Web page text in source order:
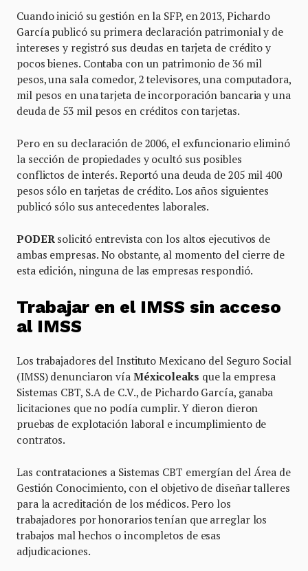
Cuando inició su gestión en la SFP, en 2013, Pichardo
García publicó su primera declaración patrimonial y de
intereses y registró sus deudas en tarjeta de crédito y
pocos bienes. Contaba con un patrimonio de 36 mil
pesos, una sala comedor, 2 televisores, una computadora,
mil pesos en una tarjeta de incorporación bancaria y una
deuda de 53 mil pesos en créditos con tarjetas.
Pero en su declaración de 2006, el exfuncionario eliminó
la sección de propiedades y ocultó sus posibles
conflictos de interés. Reportó una deuda de 205 mil 400
pesos sólo en tarjetas de crédito. Los años siguientes
publicó sólo sus antecedentes laborales.
PODER solicitó entrevista con los altos ejecutivos de
ambas empresas. No obstante, al momento del cierre de
esta edición, ninguna de las empresas respondió.
Trabajar en el IMSS sin acceso
al IMSS
Los trabajadores del Instituto Mexicano del Seguro Social
(IMSS) denunciaron vía Méxicoleaks que la empresa
Sistemas CBT, S.A de C.V., de Pichardo García, ganaba
licitaciones que no podía cumplir. Y dieron dieron
pruebas de explotación laboral e incumplimiento de
contratos.
Las contrataciones a Sistemas CBT emergían del Área de
Gestión Conocimiento, con el objetivo de diseñar talleres
para la acreditación de los médicos. Pero los
trabajadores por honorarios tenían que arreglar los
trabajos mal hechos o incompletos de esas
adjudicaciones.